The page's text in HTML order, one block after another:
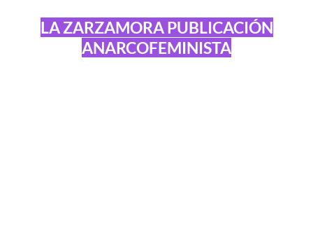
LA ZARZAMORA PUBLICACIÓN
ANARCOFEMINISTA